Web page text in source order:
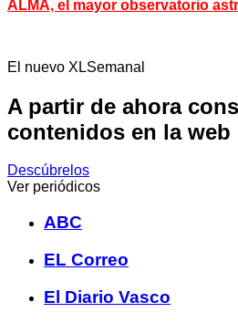
ALMA, el mayor observatorio
El nuevo XLSemanal
A partir de ahora
contenidos en la
Descúbrelos
Ver periódicos
ABC
EL Correo
El Diario Vasco